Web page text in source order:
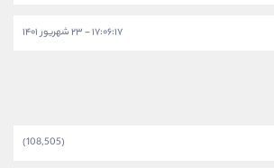
۱۷:۰۶:۱۷ - ۲۳ شهریور ۱۴۰۱
(108,505)